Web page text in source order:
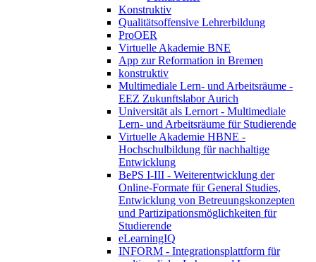
Konstruktiv
Qualitätsoffensive Lehrerbildung
ProOER
Virtuelle Akademie BNE
App zur Reformation in Bremen
konstruktiv
Multimediale Lern- und Arbeitsräume -
EEZ Zukunftslabor Aurich
Universität als Lernort - Multimediale
Lern- und Arbeitsräume für Studierende
Virtuelle Akademie HBNE -
Hochschulbildung für nachhaltige
Entwicklung
BePS I-III - Weiterentwicklung der
Online-Formate für General Studies,
Entwicklung von Betreuungskonzepten
und Partizipationsmöglichkeiten für
Studierende
eLearningIQ
INFORM - Integrationsplattform für